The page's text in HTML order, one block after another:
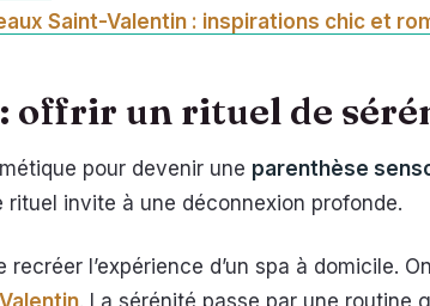
Saint-Valentin : inspirations chic et
offrir un rituel de
pour devenir une parenthèse
rituel invite à une déconnexion profonde.
l’expérience d’un spa à domicile.
. La sérénité passe par une routine